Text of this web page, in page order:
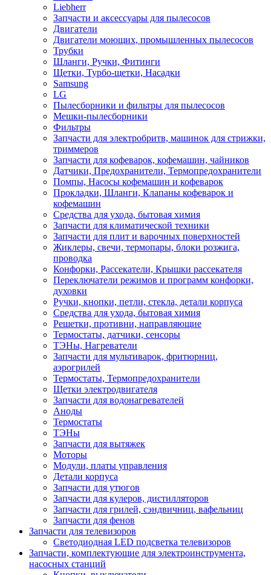
Liebherr
Запчасти и аксессуары для пылесосов
Двигатели
Двигатели моющих, промышленных пылесосов
Трубки
Шланги, Ручки, Фитинги
Щетки, Турбо-щетки, Насадки
Samsung
LG
Пылесборники и фильтры для пылесосов
Мешки-пылесборники
Фильтры
Запчасти для электробритв, машинок для стрижки,
триммеров
Запчасти для кофеварок, кофемашин, чайников
Датчики, Предохранители, Термопредохранители
Помпы, Насосы кофемашин и кофеварок
Прокладки, Шланги, Клапаны кофеварок и
кофемашин
Средства для ухода, бытовая химия
Запчасти для климатической техники
Запчасти для плит и варочных поверхностей
Жиклеры, свечи, термопары, блоки розжига,
проводка
Конфорки, Рассекатели, Крышки рассекателя
Переключатели режимов и программ конфорки,
духовки
Ручки, кнопки, петли, стекла, детали корпуса
Средства для ухода, бытовая химия
Решетки, противни, направляющие
Термостаты, датчики, сенсоры
ТЭНы, Нагреватели
Запчасти для мультиварок, фритюрниц,
аэрогрилей
Термостаты, Термопредохранители
Щетки электродвигателя
Запчасти для водонагревателей
Аноды
Термостаты
ТЭНы
Запчасти для вытяжек
Моторы
Модули, платы управления
Детали корпуса
Запчасти для утюгов
Запчасти для кулеров, дистилляторов
Запчасти для грилей, сэндвичниц, вафельниц
Запчасти для фенов
Запчасти для телевизоров
Светодиодная LED подсветка телевизоров
Запчасти, комплектующие для электроинструмента,
насосных станций